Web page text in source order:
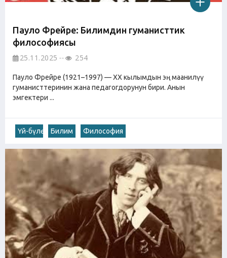
Пауло Фрейре: Билимдин гуманисттик
философиясы
25.11.2025 254
Пауло Фрейре (1921–1997) — ХХ кылымдын эң маанилүү
гуманисттеринин жана педагогдорунун бири. Анын
эмгектери ...
Үй-бүлө Билим Философия